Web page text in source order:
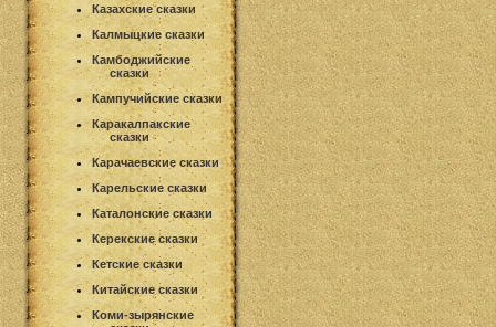
Казахские сказки
Калмыцкие сказки
Камбоджийские
сказки
Кампучийские сказки
Каракалпакские
сказки
Карачаевские сказки
Карельские сказки
Каталонские сказки
Керекские сказки
Кетские сказки
Китайские сказки
Коми-зырянские